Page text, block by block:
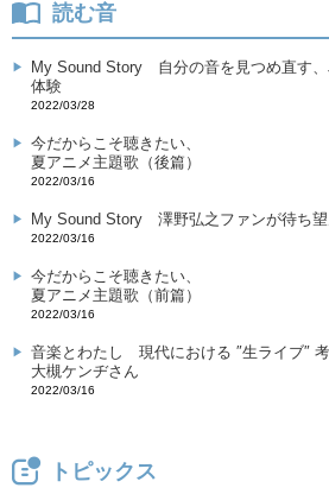
読む音
My Sound Story 自分の音を見つめ直す
体験
2022/03/28
今だからこそ聴きたい、
夏アニメ主題歌（後篇）
2022/03/16
My Sound Story 澤野弘之ファンが待ち
2022/03/16
今だからこそ聴きたい、
夏アニメ主題歌（前篇）
2022/03/16
音楽とわたし 現代における ″生ライブ″ 考
大槻ケンヂさん
2022/03/16
トピックス